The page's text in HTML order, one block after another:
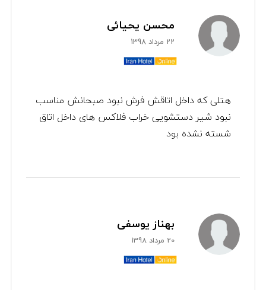
محسن یحیائی
22 مرداد 1398
هتلی که داخل اتاقش فرش نبود صبحانش مناسب
نبود شیر دستشویی خراب فلاکس های داخل اتاق
شسته نشده بود
بهناز یوسفی
20 مرداد 1398